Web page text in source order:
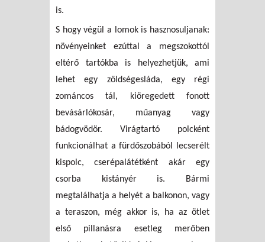
is.
S hogy végül a lomok is hasznosuljanak:
növényeinket ezúttal a megszokottól
eltérő tartókba is helyezhetjük, ami
lehet egy zöldségesláda, egy régi
zománcos tál, kiöregedett fonott
bevásárlókosár, műanyag vagy
bádogvödör. Virágtartó polcként
funkcionálhat a fürdőszobából lecserélt
kispolc, cserépalátétként akár egy
csorba kistányér is. Bármi
megtalálhatja a helyét a balkonon, vagy
a teraszon, még akkor is, ha az ötlet
első pillanásra esetleg merőben